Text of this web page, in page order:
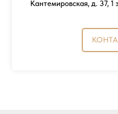
Кантемировская, д. 37, 1